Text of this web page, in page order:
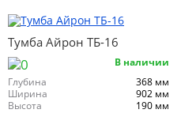
Тумба Айрон ТБ-16
В наличии
Глубина
368 мм
Ширина
902 мм
Высота
190 мм